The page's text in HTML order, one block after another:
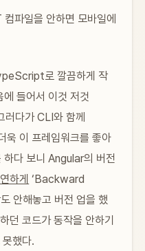
파일을 안하면 모바일에
로 깔끔하게 작
들어서 이것 저것
다가 CLI와 함께
이 프레임워크를 좋아
하다 보니 Angular의 버전
하게 ‘Backward
안해놓고 버전 업을 했
던 코드가 동작을 안하기
했다.